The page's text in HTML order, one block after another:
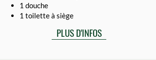
1 douche
1 toilette à siège
PLUS D'INFOS